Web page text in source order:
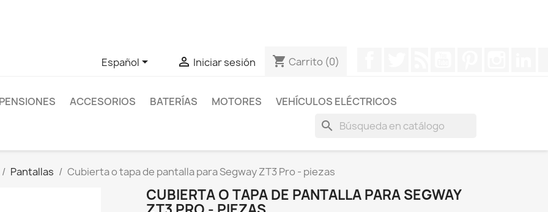
Español  Iniciar sesión shopping_cart Carrito (0)
ACCESORIOS BATERÍAS MOTORES VEHÍCULOS ELÉCTRICOS
search
Pantallas Cubierta o tapa de pantalla para Segway ZT3 Pro - piezas
CUBIERTA O TAPA DE PANTALLA PARA SEGWAY